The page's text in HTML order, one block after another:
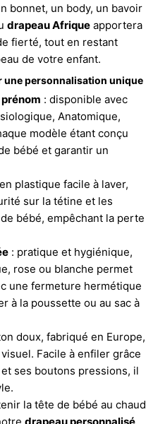
bonnet, un body, un bavoir
drapeau Afrique apportera
fierté, tout en restant
de votre enfant.
personnalisation unique
: disponible avec
Anatomique,
modèle étant conçu
bébé et garantir un
plastique facile à laver,
sur la tétine et les
bébé, empêchant la perte
: pratique et hygiénique,
rose ou blanche permet
une fermeture hermétique
à la poussette ou au sac à
doux, fabriqué en Europe,
Facile à enfiler grâce
ses boutons pressions, il
la tête de bébé au chaud